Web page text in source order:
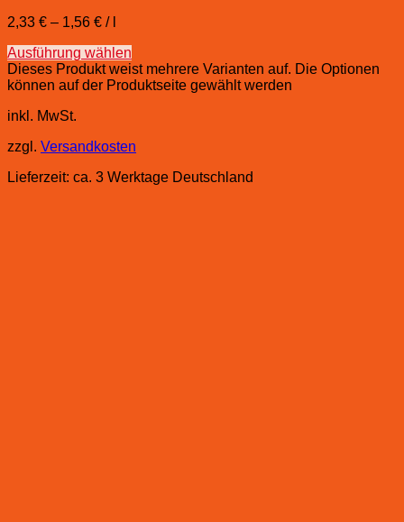
2,33 € – 1,56 € /
Ausführung wählen
Dieses Produkt weist mehrere Varianten auf. Die Optionen
können auf der Produktseite gewählt werden
inkl. MwSt.
zzgl. Versandkosten
Lieferzeit: ca. 3 Werktage Deutschland